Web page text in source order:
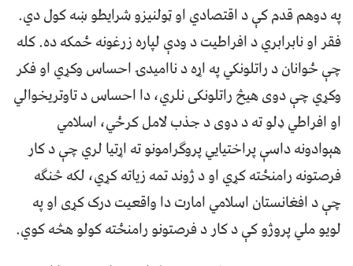
په دوهم قدم کې د اقتصادي او ټولنیزو شرایطو ښه کول دي.
فقر او نابرابري د افراطیت د ودې لپاره زرغونه ځمکه ده. کله
چې ځوانان د راتلونکي په اړه د ناامیدۍ احساس وکړي او فکر
وکړي چې دوی هیڅ راتلونکی نلري، دا احساس د تاوتریخوالي
او افراطي ډلو ته د دوی د جذب لامل کرځي، اسلامي
هېوادونه داسې پراختيايي پروګرامونو ته اړتیا لري چې د کار
فرصتونه رامنځته کړي او د ژوند تمه زیاته کړي، لکه څنګه
چې د افغانستان اسلامي امارت دا واقعیت درک کړی او په
لویو ملي پروژو کې د کار د فرصتونو رامنځته کولو هڅه کوي.